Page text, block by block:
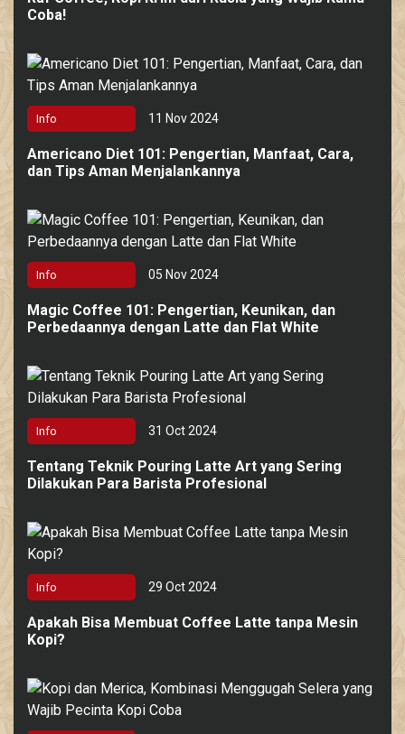
Coba!
Info 11 Nov 2024
Americano Diet 101: Pengertian, Manfaat, Cara,
dan Tips Aman Menjalankannya
Info 05 Nov 2024
Magic Coffee 101: Pengertian, Keunikan, dan
Perbedaannya dengan Latte dan Flat White
Info 31 Oct 2024
Tentang Teknik Pouring Latte Art yang Sering
Dilakukan Para Barista Profesional
Info 29 Oct 2024
Apakah Bisa Membuat Coffee Latte tanpa Mesin
Kopi?